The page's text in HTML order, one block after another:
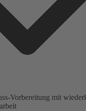
Vorbereitung mit